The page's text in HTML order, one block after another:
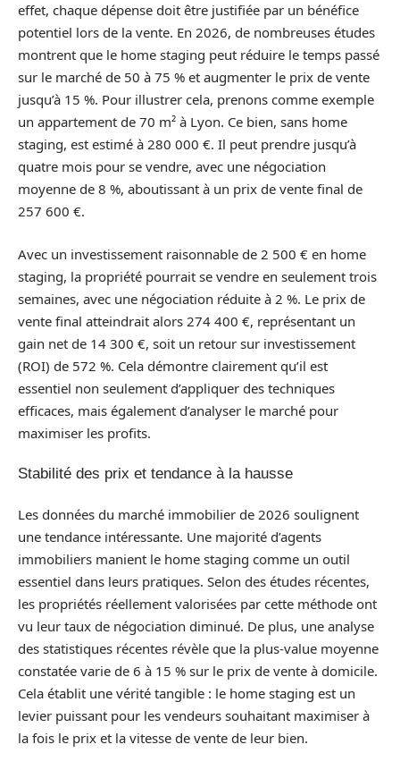
effet, chaque dépense doit être justifiée par un bénéfice
potentiel lors de la vente. En 2026, de nombreuses études
montrent que le home staging peut réduire le temps passé
sur le marché de 50 à 75 % et augmenter le prix de vente
jusqu’à 15 %. Pour illustrer cela, prenons comme exemple
un appartement de 70 m² à Lyon. Ce bien, sans home
staging, est estimé à 280 000 €. Il peut prendre jusqu’à
quatre mois pour se vendre, avec une négociation
moyenne de 8 %, aboutissant à un prix de vente final de
257 600 €.
Avec un investissement raisonnable de 2 500 € en home
staging, la propriété pourrait se vendre en seulement trois
semaines, avec une négociation réduite à 2 %. Le prix de
vente final atteindrait alors 274 400 €, représentant un
gain net de 14 300 €, soit un retour sur investissement
(ROI) de 572 %. Cela démontre clairement qu’il est
essentiel non seulement d’appliquer des techniques
efficaces, mais également d’analyser le marché pour
maximiser les profits.
Stabilité des prix et tendance à la hausse
Les données du marché immobilier de 2026 soulignent
une tendance intéressante. Une majorité d’agents
immobiliers manient le home staging comme un outil
essentiel dans leurs pratiques. Selon des études récentes,
les propriétés réellement valorisées par cette méthode ont
vu leur taux de négociation diminué. De plus, une analyse
des statistiques récentes révèle que la plus-value moyenne
constatée varie de 6 à 15 % sur le prix de vente à domicile.
Cela établit une vérité tangible : le home staging est un
levier puissant pour les vendeurs souhaitant maximiser à
la fois le prix et la vitesse de vente de leur bien.